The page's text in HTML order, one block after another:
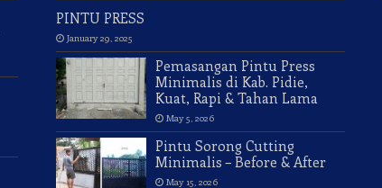
PINTU PRESS
January 29, 2025
Pemasangan Pintu Press
Minimalis di Kab. Pidie,
Kuat, Rapi & Tahan Lama
May 5, 2026
Pintu Sorong Cutting
Minimalis – Before & After
May 15, 2026